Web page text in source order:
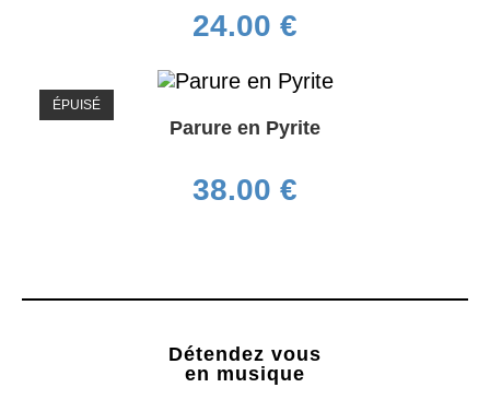
24.00 €
ÉPUISÉ
Parure en Pyrite
38.00 €
Détendez vous
en musique